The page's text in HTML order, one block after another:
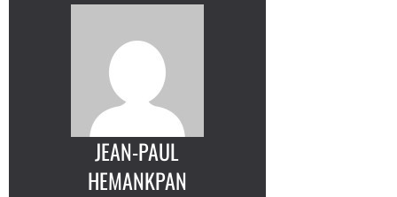
JEAN-PAUL
HEMANKPAN